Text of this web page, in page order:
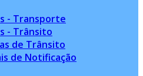
- Transporte
- Trânsito
de Trânsito
de Notificação